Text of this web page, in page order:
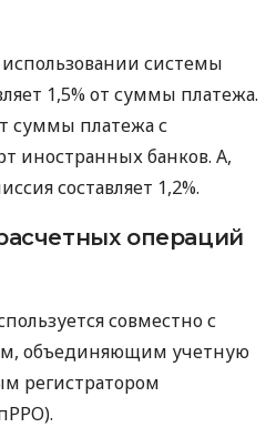
системы
1,5% от суммы платежа.
суммы платежа с
иностранных банков. А,
составляет 1,2%.
операций
совместно с
объединяющим учетную
регистратором